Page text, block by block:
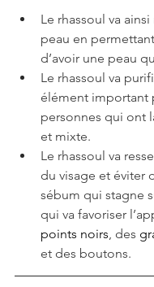
Le rhassoul va
peau en
d’avoir une peau
Le rhassoul va
élément important
personnes qui ont
et mixte.
Le rhassoul va
du visage et éviter
sébum qui stagne
qui va favoriser
points noirs, des
et des boutons.